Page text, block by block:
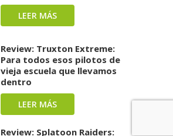
LEER MÁS
Review: Truxton Extreme:
Para todos esos pilotos de
vieja escuela que llevamos
dentro
LEER MÁS
Review: Splatoon Raiders: